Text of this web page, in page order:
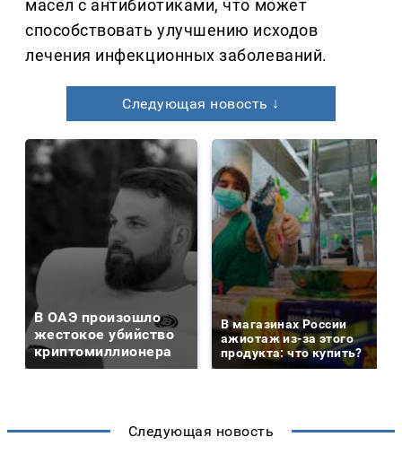
масел с антибиотиками, что может
способствовать улучшению исходов
лечения инфекционных заболеваний.
Следующая новость ↓
В ОАЭ произошло
жестокое убийство
криптомиллионера
В магазинах России
ажиотаж из-за этого
продукта: что купить?
Следующая новость